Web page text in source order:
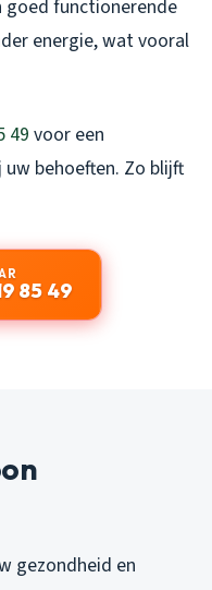
goed functionerende
energie, wat vooral
49voor een
behoeften. Zo blijft
85 49
gezondheid en